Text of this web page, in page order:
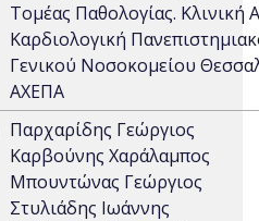
Τομέας Παθολογίας. Κλινική
Καρδιολογική
Γενικού Νοσοκομείου
ΑΧΕΠΑ
Παρχαρίδης Γεώργιος
Καρβούνης Χαράλαμπος
Μπουντώνας Γεώργιος
Στυλιάδης Ιωάννης